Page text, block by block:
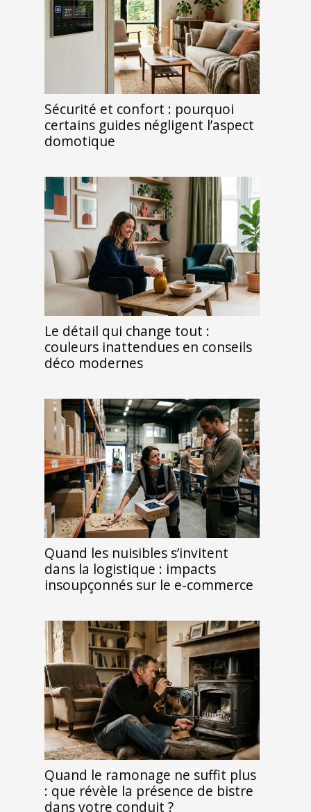
Sécurité et confort : pourquoi
certains guides négligent l’aspect
domotique
Le détail qui change tout :
couleurs inattendues en conseils
déco modernes
Quand les nuisibles s’invitent
dans la logistique : impacts
insoupçonnés sur le e-commerce
Quand le ramonage ne suffit plus
: que révèle la présence de bistre
dans votre conduit ?